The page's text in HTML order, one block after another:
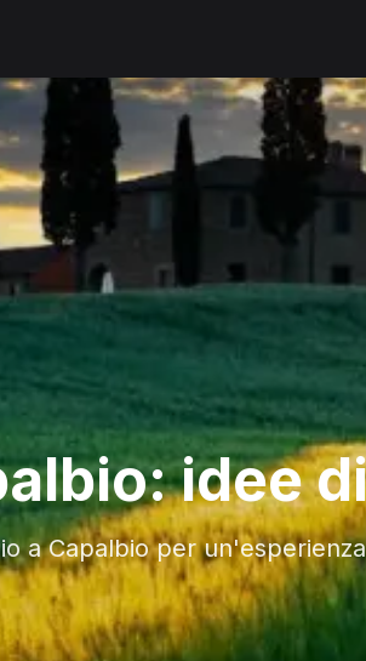
idee
a Capalbio per